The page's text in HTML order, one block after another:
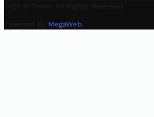
2025 © Trovit. All Rights Reserved.
Powered By MegaWeb